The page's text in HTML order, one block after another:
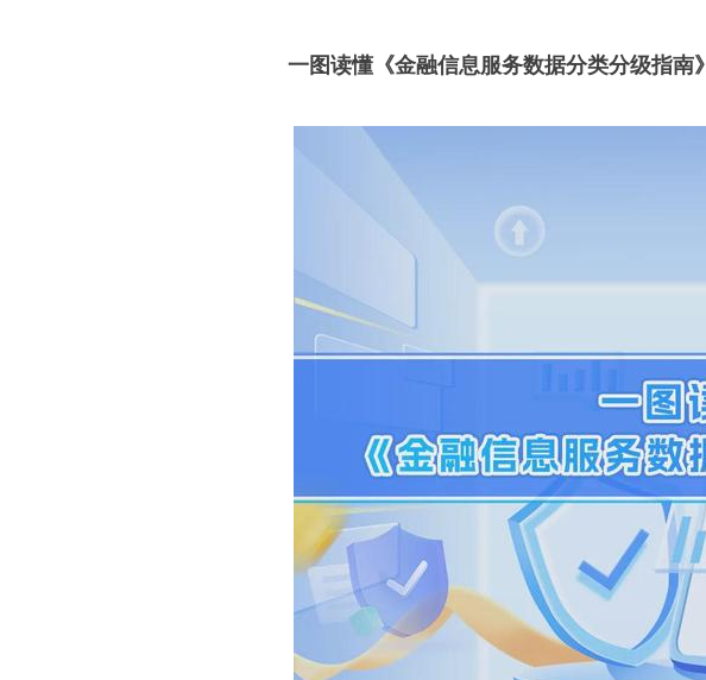
一图读懂《金融信息服务数据分类分级指南》